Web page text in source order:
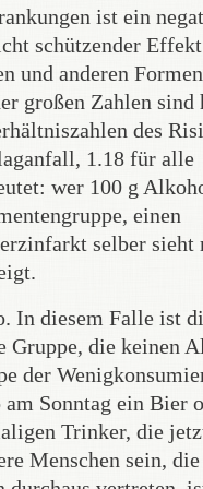
ist ein
schützender
und anderen
großen Zahlen sind
des
1.18 für alle
wer 100 g
einen
selber sieht
In diesem Falle ist
Gruppe, die keinen
der
Sonntag ein Bier
Trinker, die
Menschen sein,